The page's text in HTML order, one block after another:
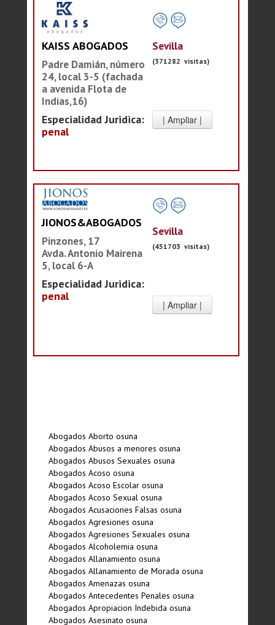
KAISS ABOGADOS
Padre Damián, número
24, local 3-5 (fachada
a avenida Flota de
Indias,16)
Especialidad Juridica:
penal
Sevilla
(371282 visitas)
JIONOS&ABOGADOS
Pinzones, 17
Avda. Antonio Mairena
5, local 6-A
Especialidad Juridica:
penal
Sevilla
(451703 visitas)
Abogados Aborto osuna
Abogados Abusos a menores osuna
Abogados Abusos Sexuales osuna
Abogados Acoso osuna
Abogados Acoso Escolar osuna
Abogados Acoso Sexual osuna
Abogados Acusaciones Falsas osuna
Abogados Agresiones osuna
Abogados Agresiones Sexuales osuna
Abogados Alcoholemia osuna
Abogados Allanamiento osuna
Abogados Allanamiento de Morada osuna
Abogados Amenazas osuna
Abogados Antecedentes Penales osuna
Abogados Apropiacion Indebida osuna
Abogados Asesinato osuna